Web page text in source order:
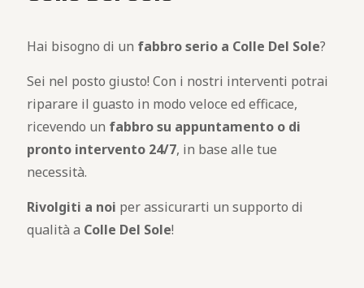
Hai bisogno di un fabbroserio a Colle Del Sole?
Sei nel posto giusto! Con i nostri interventi potrai
riparare il guasto in modo veloce ed efficace,
ricevendo un fabbrosu appuntamento o di
pronto intervento 24/7, in base alle tue
necessità.
Rivolgiti a noi per assicurarti un supporto di
qualità a Colle Del Sole!